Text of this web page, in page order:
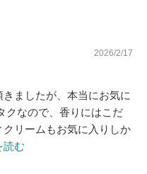
2026/2/17
ましたが、本当にお気に
クなので、香りにはこだ
リームもお気に入りしか
読む